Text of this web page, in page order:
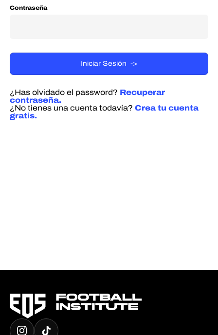
Contraseña
¿Has olvidado el password? Recuperar
contraseña.
¿No tienes una cuenta todavía? Crea tu cuenta
gratis.